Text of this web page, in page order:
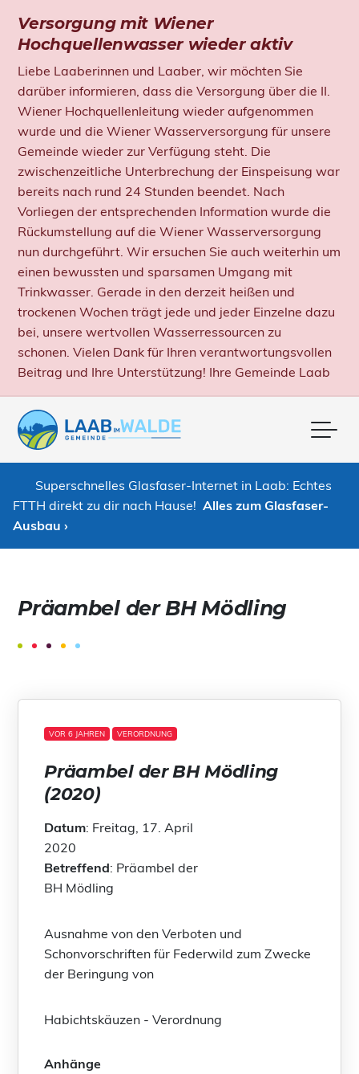
Versorgung mit Wiener
Hochquellenwasser wieder aktiv
Liebe Laaberinnen und Laaber, wir möchten Sie
darüber informieren, dass die Versorgung über die II.
Wiener Hochquellenleitung wieder aufgenommen
wurde und die Wiener Wasserversorgung für unsere
Gemeinde wieder zur Verfügung steht. Die
zwischenzeitliche Unterbrechung der Einspeisung war
bereits nach rund 24 Stunden beendet. Nach
Vorliegen der entsprechenden Information wurde die
Rückumstellung auf die Wiener Wasserversorgung
nun durchgeführt. Wir ersuchen Sie auch weiterhin um
einen bewussten und sparsamen Umgang mit
Trinkwasser. Gerade in den derzeit heißen und
trockenen Wochen trägt jede und jeder Einzelne dazu
bei, unsere wertvollen Wasserressourcen zu
schonen. Vielen Dank für Ihren verantwortungsvollen
Beitrag und Ihre Unterstützung! Ihre Gemeinde Laab
Superschnelles Glasfaser-Internet in Laab: Echtes
FTTH direkt zu dir nach Hause! Alles zum Glasfaser-
Ausbau ›
Präambel der BH Mödling
VOR 6 JAHREN VERORDNUNG
Präambel der BH Mödling
(2020)
Datum: Freitag, 17. April
2020
Betreffend: Präambel der
BH Mödling
Ausnahme von den Verboten und
Schonvorschriften für Federwild zum Zwecke
der Beringung von
Habichtskäuzen - Verordnung
Anhänge